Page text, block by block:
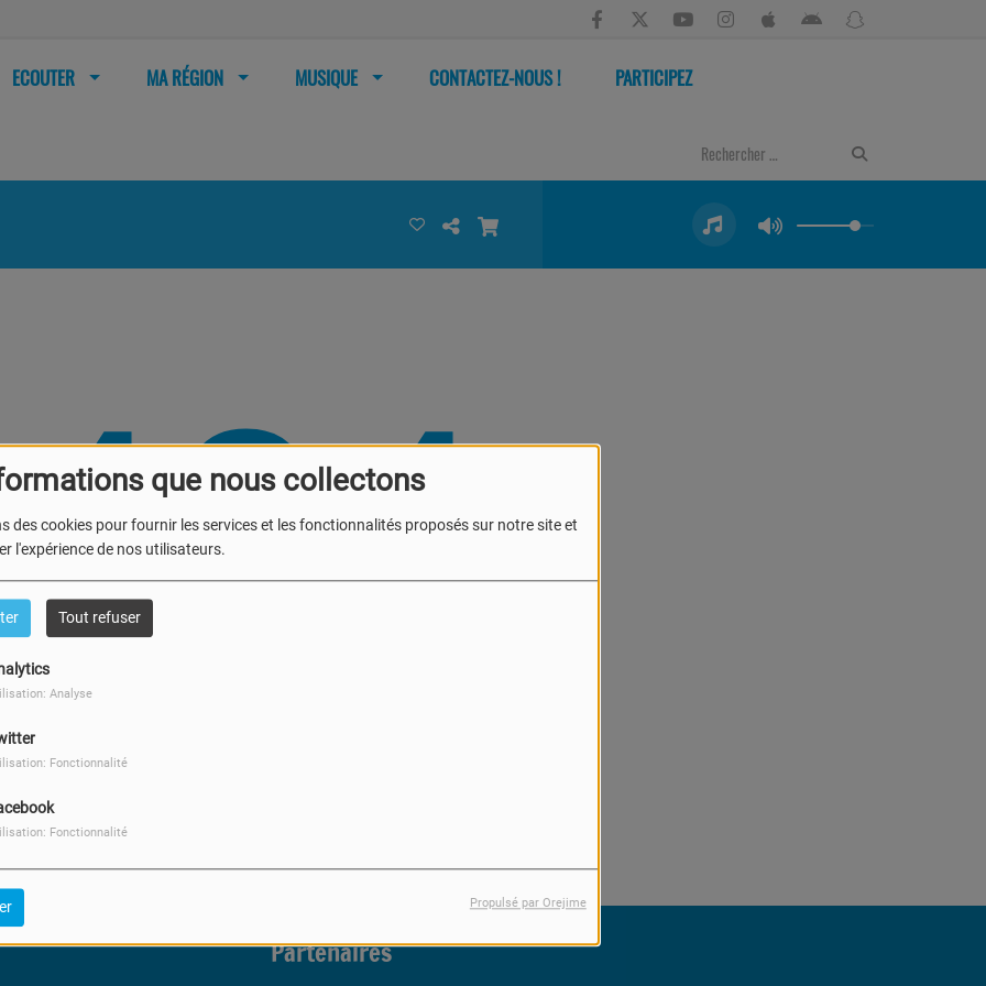
que nous collectons
des cookies pour fournir les services et les fonctionnalités proposés sur notre site et
l'expérience de nos utilisateurs.
Tout refuser
Analyse
Fonctionnalité
Fonctionnalité
Propulsé par Orejime
ECOUTER MA RÉGION MUSIQUE CONTACTEZ-NOUS ! PARTICIPEZ
404
vous avez rencontré une erreur.
Il semble que la page que vous recherchez n’existe plus.
Partenaires